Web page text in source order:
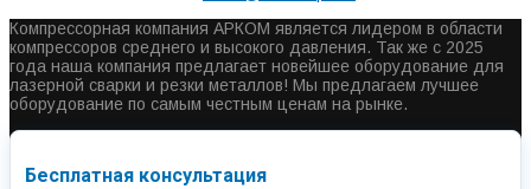
Компрессорная компания АРКОМ является лидером в области
компрессоров среднего и высокого давления. Так же с 2025
года наша компания предлагает новейшее оборудование для
лазерной сварки и резки металлов! Мы предлагаем лучшее
оборудование по самым честным ценам на рынке.
Бесплатная консультация